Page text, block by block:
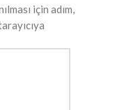
için adım,